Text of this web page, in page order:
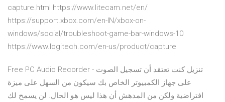
capture.html https://www.litecam.net/en/
https://support.xbox.com/en-IN/xbox-on-
windows/social/troubleshoot-game-bar-windows-10
https://www.logitech.com/en-us/product/capture
Free PC Audio Recorder - تنزيل كنت تعتقد أن تسجيل الصوت
على جهاز الكمبيوتر الخاص بك سيكون من السهل على ميزة
افتراضية ولكن من المدهش أن هذا ليس هو الحال. لن يسمح لك